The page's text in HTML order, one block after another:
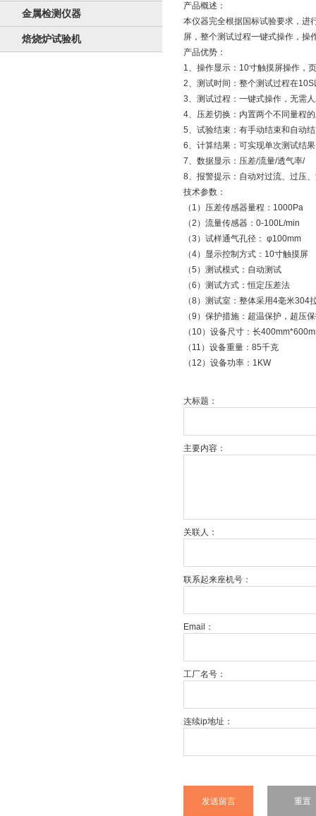
金属检测仪器
焙烧炉试验机
产品概述：
本仪器完全根据国标试验要求，进
屏，整个测试过程一键式操作，操
产品优势：
1、操作显示：10寸触摸屏操作，
2、测试时间：整个测试过程在
3、测试过程：一键式操作，无需
4、压差切换：内置两个不同量程
5、试验结束：有手动结束和自动
6、计算结果：可实现单次测试结
7、数据显示：压差/流量/透气率/
8、报警提示：自动对过流、过压
技术参数：
（1）压差传感器量程：1000Pa
（2）流量传感器：0-100L/min
（3）试样通气孔径： φ100mm
（4）显示控制方式：10寸触摸屏
（5）测试模式：自动测试
（6）测试方式：恒定压差法
（8）测试室：整体采用4毫米304
（9）保护措施：超温保护，超压
（10）设备尺寸：长
（11）设备重量：85千克
（12）设备功率：1KW
大标题：
主要内容：
关联人：
联系起来座机号：
Email：
工厂名号：
连续ip地址：